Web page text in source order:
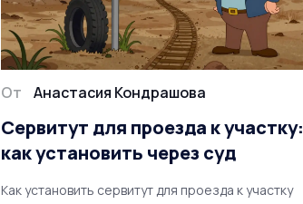
От Анастасия Кондрашова
Сервитут для проезда к участку:
как установить через суд
Как установить сервитут для проезда к участку